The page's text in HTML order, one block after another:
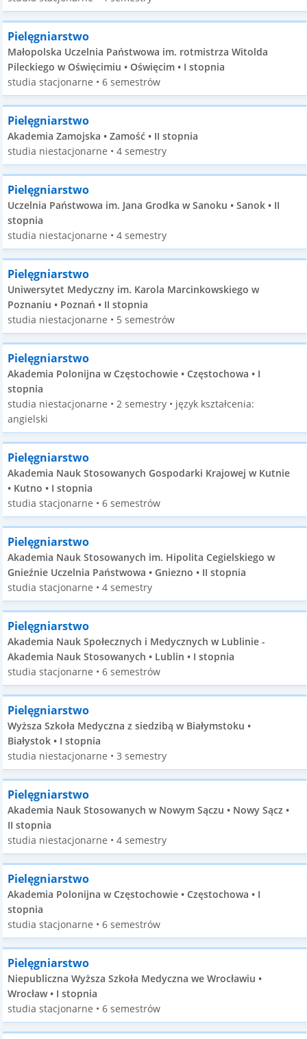
Pielęgniarstwo
Małopolska Uczelnia Państwowa im. rotmistrza Witolda
Pileckiego w Oświęcimiu • Oświęcim • I stopnia
studia stacjonarne • 6 semestrów
Pielęgniarstwo
Akademia Zamojska • Zamość • II stopnia
studia niestacjonarne • 4 semestry
Pielęgniarstwo
Uczelnia Państwowa im. Jana Grodka w Sanoku • Sanok • II
stopnia
studia niestacjonarne • 4 semestry
Pielęgniarstwo
Uniwersytet Medyczny im. Karola Marcinkowskiego w
Poznaniu • Poznań • II stopnia
studia niestacjonarne • 5 semestrów
Pielęgniarstwo
Akademia Polonijna w Częstochowie • Częstochowa • I
stopnia
studia niestacjonarne • 2 semestry • język kształcenia:
angielski
Pielęgniarstwo
Akademia Nauk Stosowanych Gospodarki Krajowej w Kutnie
• Kutno • I stopnia
studia stacjonarne • 6 semestrów
Pielęgniarstwo
Akademia Nauk Stosowanych im. Hipolita Cegielskiego w
Gnieźnie Uczelnia Państwowa • Gniezno • II stopnia
studia stacjonarne • 4 semestry
Pielęgniarstwo
Akademia Nauk Społecznych i Medycznych w Lublinie -
Akademia Nauk Stosowanych • Lublin • I stopnia
studia stacjonarne • 6 semestrów
Pielęgniarstwo
Wyższa Szkoła Medyczna z siedzibą w Białymstoku •
Białystok • I stopnia
studia niestacjonarne • 3 semestry
Pielęgniarstwo
Akademia Nauk Stosowanych w Nowym Sączu • Nowy Sącz •
II stopnia
studia niestacjonarne • 4 semestry
Pielęgniarstwo
Akademia Polonijna w Częstochowie • Częstochowa • I
stopnia
studia stacjonarne • 6 semestrów
Pielęgniarstwo
Niepubliczna Wyższa Szkoła Medyczna we Wrocławiu •
Wrocław • I stopnia
studia stacjonarne • 6 semestrów